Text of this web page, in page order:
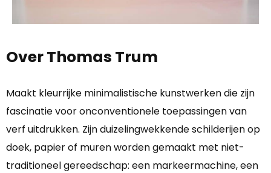
Over Thomas Trum
Maakt kleurrijke minimalistische kunstwerken die zijn
fascinatie voor onconventionele toepassingen van
verf uitdrukken. Zijn duizelingwekkende schilderijen op
doek, papier of muren worden gemaakt met niet-
traditioneel gereedschap: een markeermachine, een